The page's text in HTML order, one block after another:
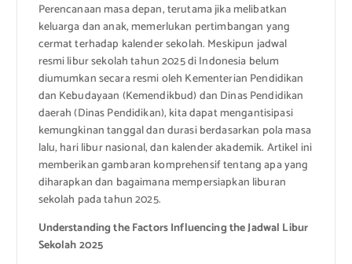
Perencanaan masa depan, terutama jika melibatkan
keluarga dan anak, memerlukan pertimbangan yang
cermat terhadap kalender sekolah. Meskipun jadwal
resmi libur sekolah tahun 2025 di Indonesia belum
diumumkan secara resmi oleh Kementerian Pendidikan
dan Kebudayaan (Kemendikbud) dan Dinas Pendidikan
daerah (Dinas Pendidikan), kita dapat mengantisipasi
kemungkinan tanggal dan durasi berdasarkan pola masa
lalu, hari libur nasional, dan kalender akademik. Artikel ini
memberikan gambaran komprehensif tentang apa yang
diharapkan dan bagaimana mempersiapkan liburan
sekolah pada tahun 2025.
Understanding the Factors Influencing the Jadwal Libur
Sekolah 2025